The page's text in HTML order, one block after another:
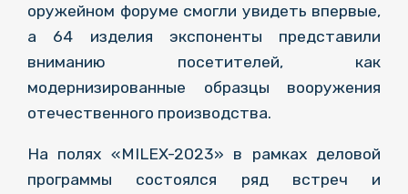
оружейном форуме смогли увидеть впервые,
а 64 изделия экспоненты представили
вниманию посетителей, как
модернизированные образцы вооружения
отечественного производства.
На полях «MILEX-2023» в рамках деловой
программы состоялся ряд встреч и